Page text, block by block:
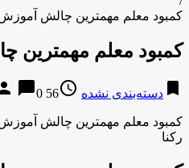
کمبود معلم مهمترین چالش
کمبود معلم مهمترین
bookmark دسته‌بندی نشده access_time
56 years ago
chat_bubble0
کمبود معلم مهمترین چالش
رکنا